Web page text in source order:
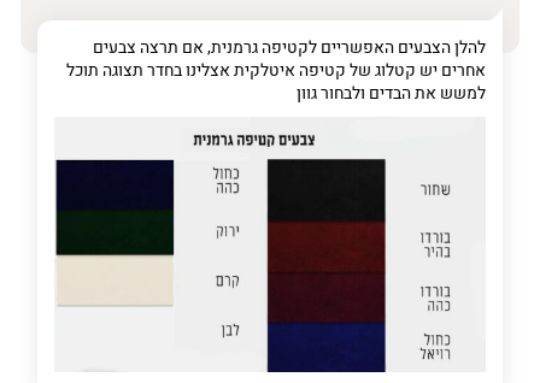
טלפון (חובה)
פרט על מה מדובר
להלן הצבעים האפשריים לקטיפה גרמנית, אם תרצה צבעים
אחרים יש קטלוג של קטיפה איטלקית אצלינו בחדר תצוגה תוכל
למשש את הבדים ולבחור גוון